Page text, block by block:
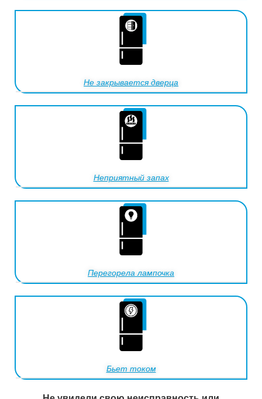
Не закрывается дверца
Неприятный запах
Перегорела лампочка
Бьет током